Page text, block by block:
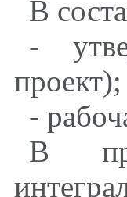
В
-
проект);
-
В